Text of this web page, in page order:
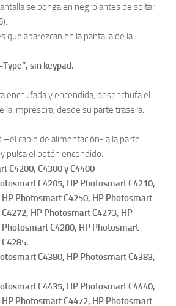
se ponga en negro antes de soltar
que aparezcan en la pantalla de la
sin keypad.
enchufada y encendida, desenchufa el
la impresora, desde su parte trasera.
–el cable de alimentación- a la parte
pulsa el botón encendido.
C4200, C4300 y C4400
C4205, HP Photosmart C4210,
Photosmart C4250, HP Photosmart
HP Photosmart C4273, HP
C4280, HP Photosmart
C4380, HP Photosmart C4383,
C4435, HP Photosmart C4440,
Photosmart C4472, HP Photosmart